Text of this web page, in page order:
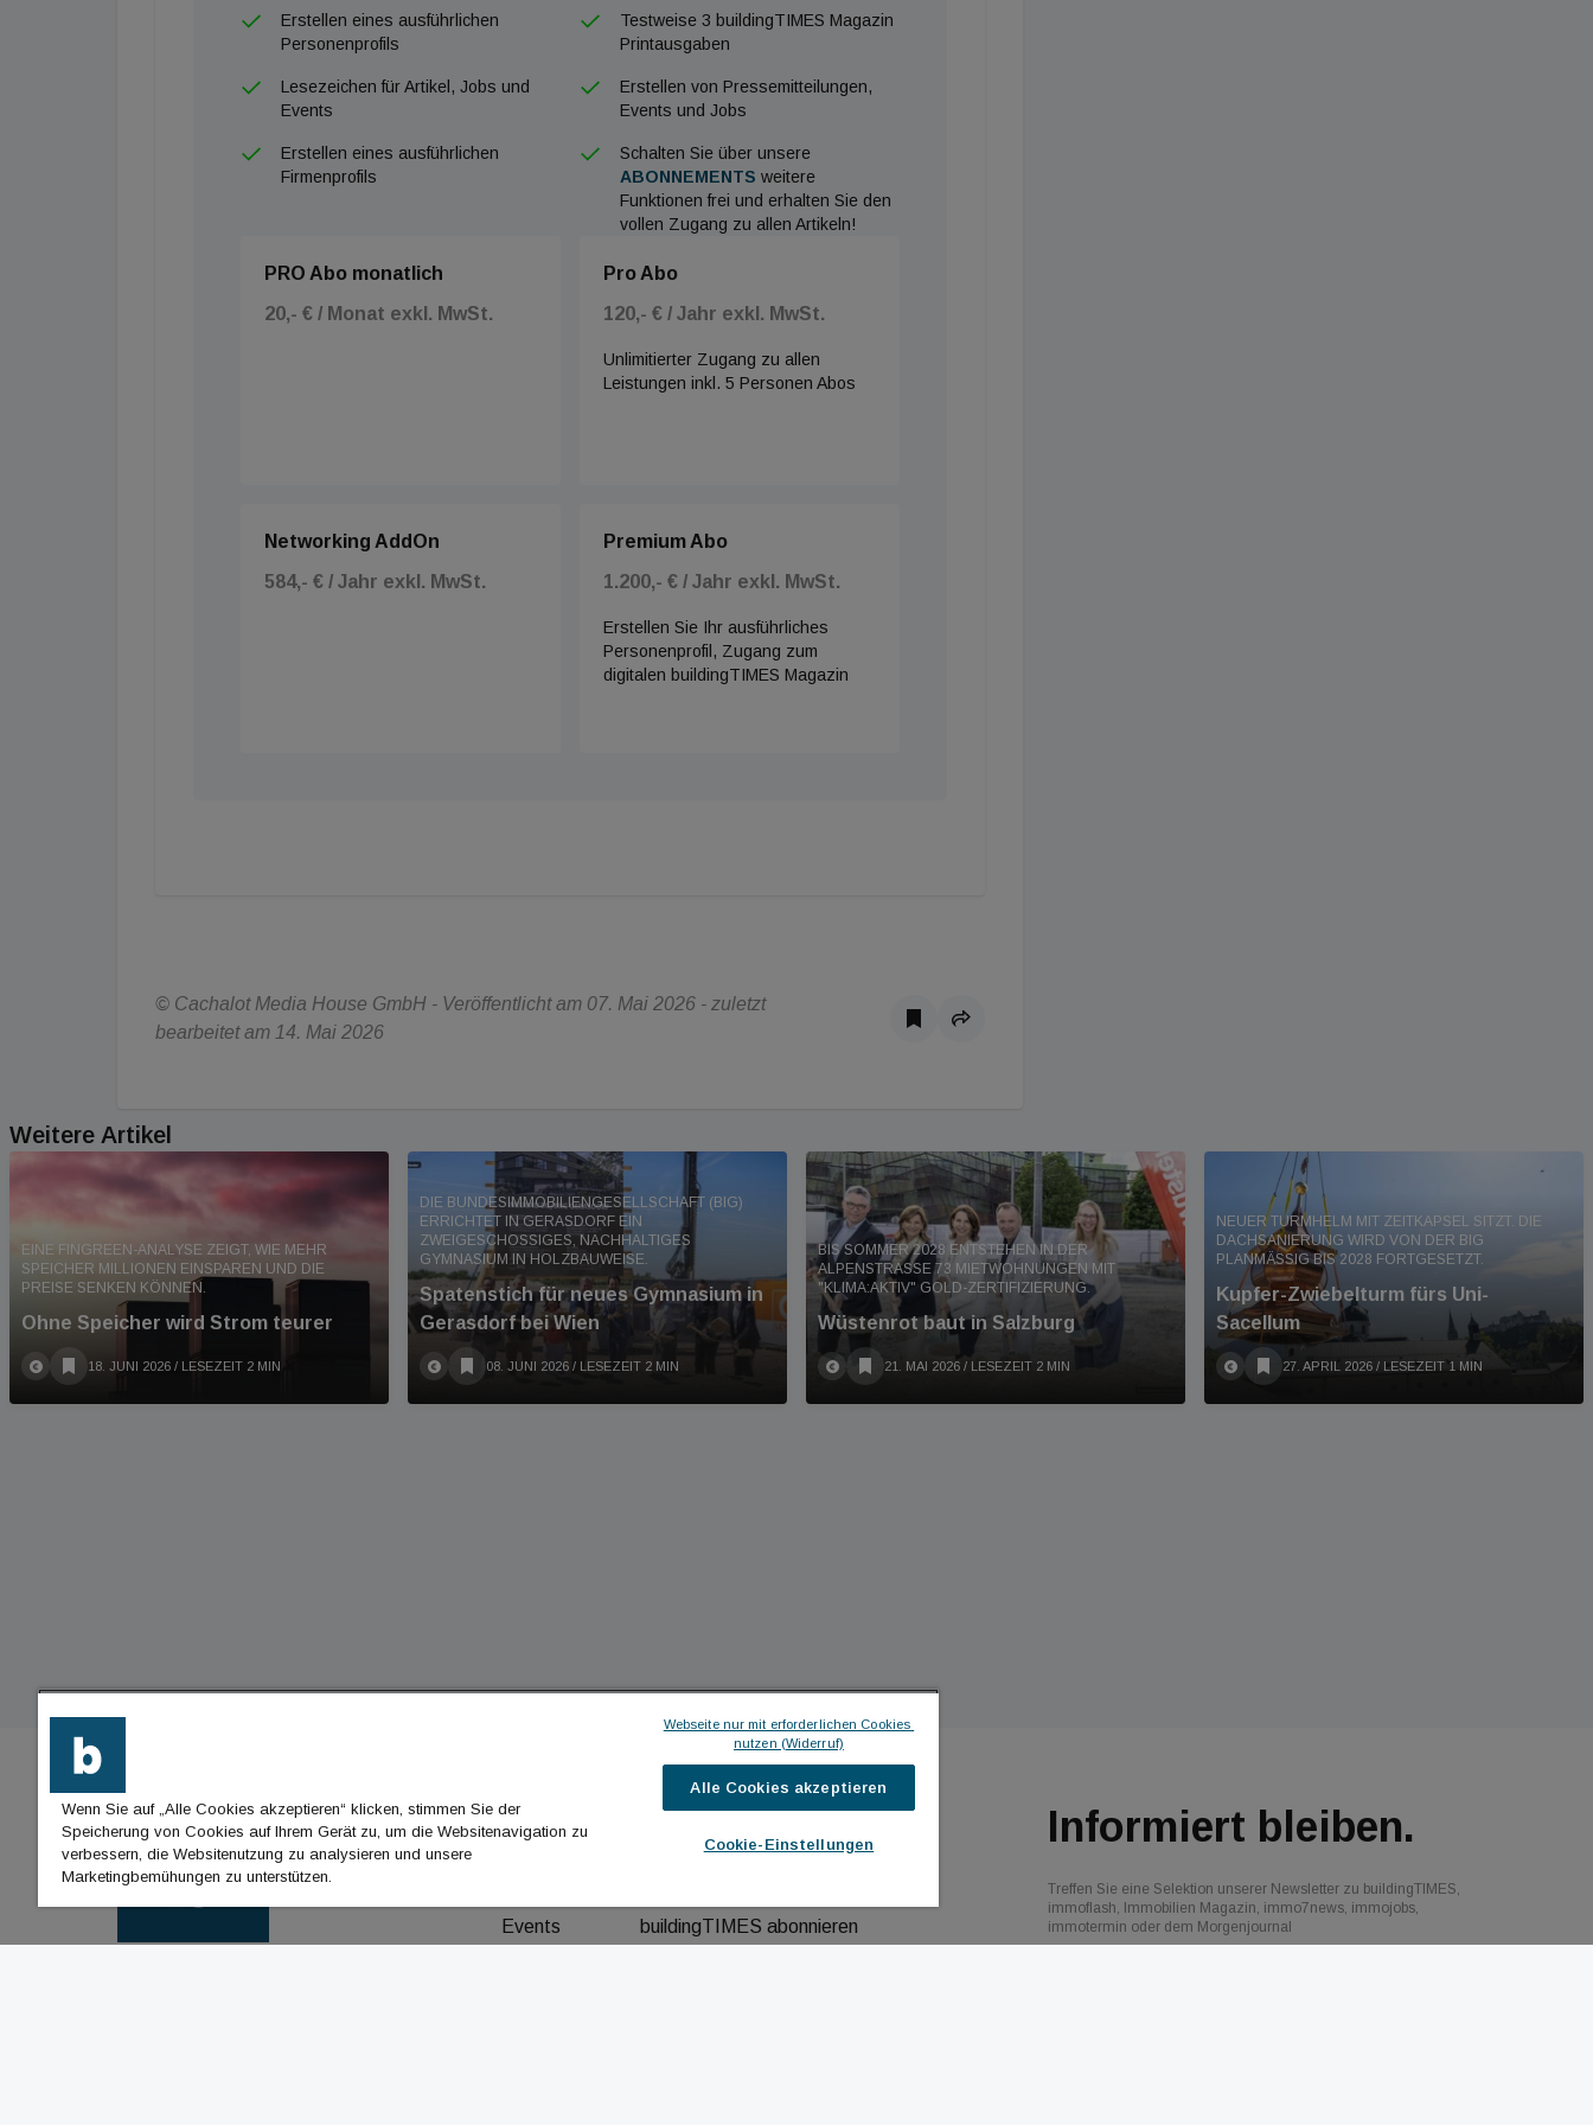
genehmigt in das bestehende System zu integrieren. Bis Ende 2026 sind bereits weitere Projekte
Erstellen eines ausführlichen
Personenprofils
Testweise 3 buildingTIMES Magazin
Printausgaben
Lesezeichen für Artikel, Jobs und
Events
Erstellen von Pressemitteilungen,
Events und Jobs
Erstellen eines ausführlichen
Firmenprofils
Schalten Sie über unsere
ABONNEMENTS weitere
Funktionen frei und erhalten Sie den
vollen Zugang zu allen Artikeln!
PRO Abo monatlich
20,- € / Monat exkl. MwSt.
Pro Abo
120,- € / Jahr exkl. MwSt.
Unlimitierter Zugang zu allen
Leistungen inkl. 5 Personen Abos
Networking AddOn
584,- € / Jahr exkl. MwSt.
Premium Abo
1.200,- € / Jahr exkl. MwSt.
Erstellen Sie Ihr ausführliches
Personenprofil, Zugang zum
digitalen buildingTIMES Magazin
© Cachalot Media House GmbH - Veröffentlicht am 07. Mai 2026 - zuletzt
bearbeitet am 14. Mai 2026
Weitere Artikel
EINE FINGREEN-ANALYSE ZEIGT, WIE MEHR
SPEICHER MILLIONEN EINSPAREN UND DIE
PREISE SENKEN KÖNNEN.
Ohne Speicher wird Strom teurer
18. JUNI 2026 / LESEZEIT 2 MIN
DIE BUNDESIMMOBILIENGESELLSCHAFT (BIG)
ERRICHTET IN GERASDORF EIN
ZWEIGESCHOSSIGES, NACHHALTIGES
GYMNASIUM IN HOLZBAUWEISE.
Spatenstich für neues Gymnasium in
Gerasdorf bei Wien
08. JUNI 2026 / LESEZEIT 2 MIN
BIS SOMMER 2028 ENTSTEHEN IN DER
ALPENSTRASSE 73 MIETWOHNUNGEN MIT "
KLIMA:AKTIV" GOLD-ZERTIFIZIERUNG.
Wüstenrot baut in Salzburg
21. MAI 2026 / LESEZEIT 2 MIN
NEUER TURMHELM MIT ZEITKAPSEL SITZT. DIE
DACHSANIERUNG WIRD VON DER BIG
PLANMÄSSIG BIS 2028 FORTGESETZT.
Kupfer-Zwiebelturm fürs Uni-
Sacellum
27. APRIL 2026 / LESEZEIT 1 MIN
BUILDINGTIMES
Events
ICH MÖCHTE ...
buildingTIMES abonnieren
Informiert bleiben.
Treffen Sie eine Selektion unserer Newsletter zu buildingTIMES,
immoflash, Immobilien Magazin, immo7news, immojobs,
immotermin oder dem Morgenjournal
Wenn Sie auf „Alle Cookies akzeptieren“ klicken, stimmen Sie der
Speicherung von Cookies auf Ihrem Gerät zu, um die Websitenavigation zu
verbessern, die Websitenutzung zu analysieren und unsere
Marketingbemühungen zu unterstützen.
Webseite nur mit erforderlichen Cookies
nutzen (Widerruf)
Alle Cookies akzeptieren
Cookie-Einstellungen